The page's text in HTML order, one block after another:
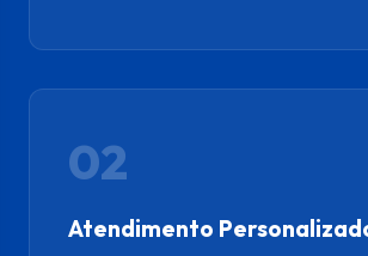
02
Atendimento